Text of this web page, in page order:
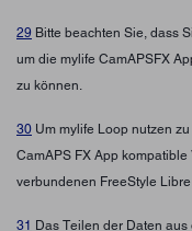
29 Bitte beachten Sie, dass
um die mylife CamAPSFX
zu können.
30 Um mylife Loop nutzen
CamAPS FX App
verbundenen FreeStyle
31 Das Teilen der Daten